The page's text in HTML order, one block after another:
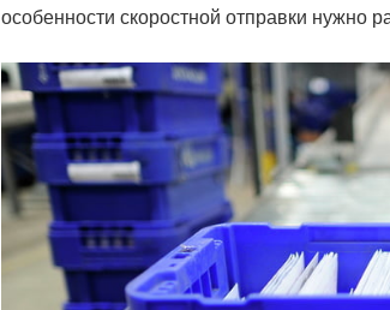
особенности скоростной отправки нужно